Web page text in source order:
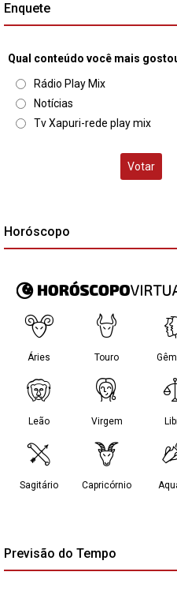
Enquete
Qual conteúdo você mais
Rádio Play Mix
Notícias
Tv Xapuri-rede play mix
Votar
Horóscopo
Previsão do Tempo